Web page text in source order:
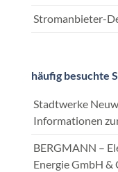
Stromanbieter-
häufig besuchte
Stadtwerke
Informationen
BERGMANN –
Energie GmbH